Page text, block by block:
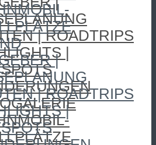
| ROADTRIPS
|
|
| ROADTRIPS
|